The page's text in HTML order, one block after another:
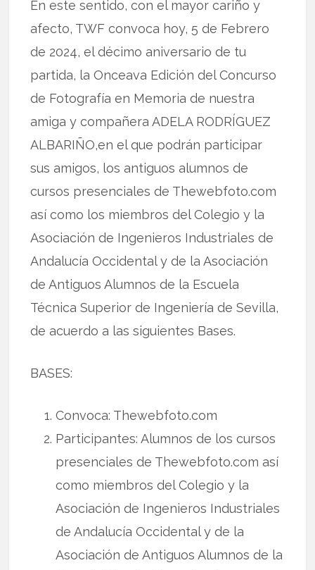
En este sentido, con el mayor cariño y
afecto, TWF convoca hoy, 5 de Febrero
de 2024, el décimo aniversario de tu
partida, la Onceava Edición del Concurso
de Fotografía en Memoria de nuestra
amiga y compañera ADELA RODRÍGUEZ
ALBARIÑO,en el que podrán participar
sus amigos, los antiguos alumnos de
cursos presenciales de Thewebfoto.com
así como los miembros del Colegio y la
Asociación de Ingenieros Industriales de
Andalucía Occidental y de la Asociación
de Antiguos Alumnos de la Escuela
Técnica Superior de Ingeniería de Sevilla,
de acuerdo a las siguientes Bases.
BASES:
Convoca: Thewebfoto.com
Participantes: Alumnos de los cursos
presenciales de Thewebfoto.com así
como miembros del Colegio y la
Asociación de Ingenieros Industriales
de Andalucía Occidental y de la
Asociación de Antiguos Alumnos de la